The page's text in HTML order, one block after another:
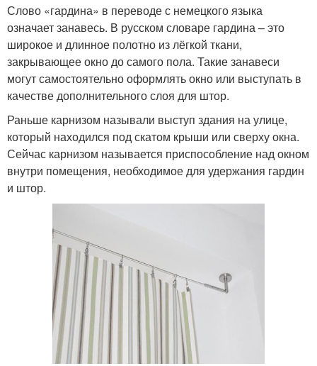
Слово «гардина» в переводе с немецкого языка
означает занавесь. В русском словаре гардина – это
широкое и длинное полотно из лёгкой ткани,
закрывающее окно до самого пола. Такие занавеси
могут самостоятельно оформлять окно или выступать в
качестве дополнительного слоя для штор.
Раньше карнизом называли выступ здания на улице,
который находился под скатом крыши или сверху окна.
Сейчас карнизом называется приспособление над окном
внутри помещения, необходимое для удержания гардин
и штор.